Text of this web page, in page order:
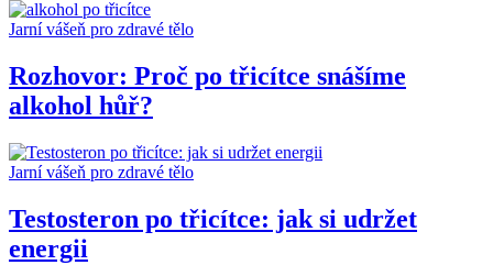
Jarní vášeň pro zdravé tělo
Rozhovor: Proč po třicítce snášíme
alkohol hůř?
Jarní vášeň pro zdravé tělo
Testosteron po třicítce: jak si udržet
energii